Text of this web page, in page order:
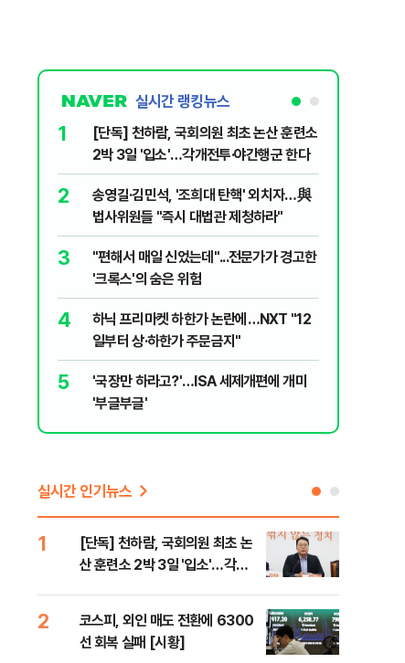
실시간 랭킹뉴스
1
[단독] 천하람, 국회의원 최초 논산 훈련소
2박 3일 '입소'…각개전투·야간행군 한다
2
송영길·김민석, '조희대 탄핵' 외치자…與
법사위원들 "즉시 대법관 제청하라"
3
"편해서 매일 신었는데"...전문가가 경고한
'크록스'의 숨은 위험
4
하닉 프리마켓 하한가 논란에…NXT "12
일부터 상·하한가 주문금지"
5
'국장만 하라고?'…ISA 세제개편에 개미
'부글부글'
실시간 인기뉴스
1
[단독] 천하람, 국회의원 최초 논
산 훈련소 2박 3일 '입소'…각개
2
코스피, 외인 매도 전환에 6300
선 회복 실패 [시황]